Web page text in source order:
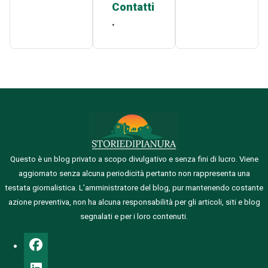
Contatti
.
Questo è un blog privato a scopo divulgativo e senza fini di lucro. Viene
aggiornato senza alcuna periodicità pertanto non rappresenta una
testata giornalistica. L’amministratore del blog, pur mantenendo costante
azione preventiva, non ha alcuna responsabilità per gli articoli, siti e blog
segnalati e per i loro contenuti.